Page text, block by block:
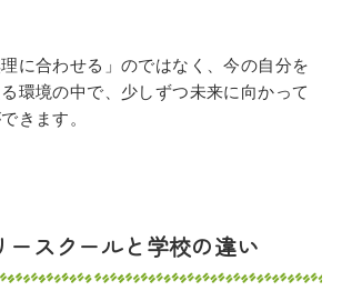
に合わせる」のではなく、今の自分を
環境の中で、少しずつ未来に向かって
きます。
ースクールと学校の違い